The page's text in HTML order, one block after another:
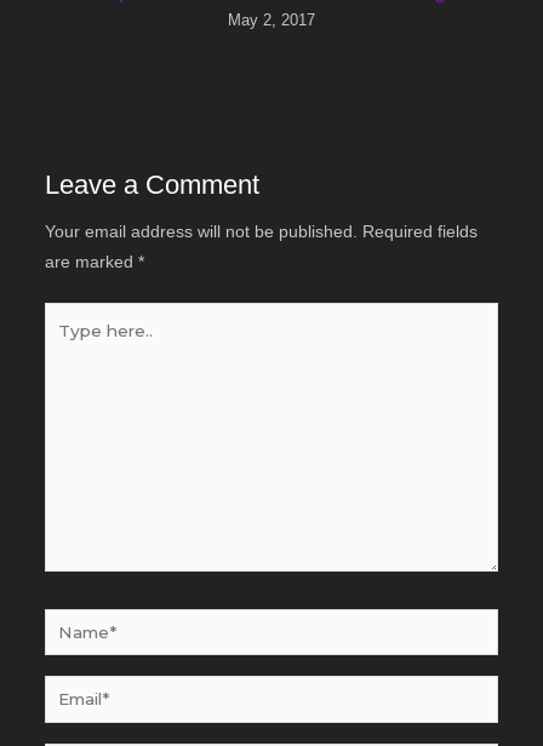
May 2, 2017
Leave a Comment
Your email address will not be published. Required fields
are marked *
Email*